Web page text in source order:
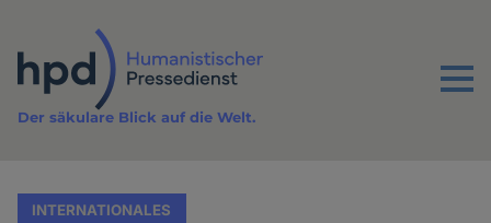
Inhalt
Menu
Der säkulare Blick auf die Welt.
INTERNATIONALES